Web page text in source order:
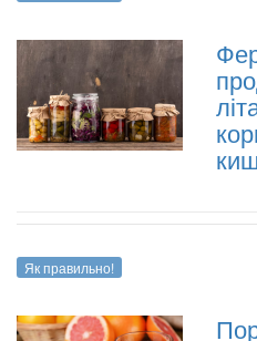
Як правильно!